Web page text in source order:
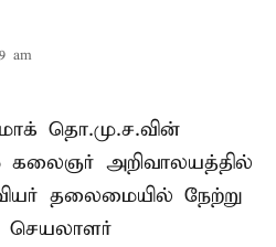
am
தொ.மு.ச.வின்
அறிவாலயத்தில்
தலைமையில் நேற்று
செயலாளர்